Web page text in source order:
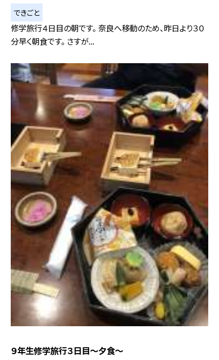
できごと
修学旅行４日目の朝です。 奈良へ移動のため、昨日より３０
分早く朝食です。 さすが...
９年生修学旅行３日目〜夕食〜